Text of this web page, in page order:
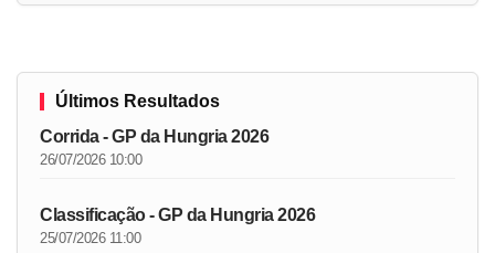
Últimos Resultados
Corrida - GP da Hungria 2026
26/07/2026 10:00
Classificação - GP da Hungria 2026
25/07/2026 11:00